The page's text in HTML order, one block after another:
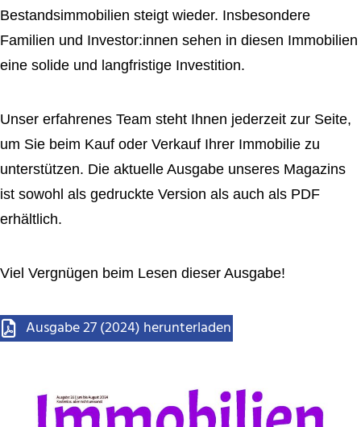
Bestandsimmobilien steigt wieder. Insbesondere
Familien und Investor:innen sehen in diesen Immobilien
eine solide und langfristige Investition.
Unser erfahrenes Team steht Ihnen jederzeit zur Seite,
um Sie beim Kauf oder Verkauf Ihrer Immobilie zu
unterstützen. Die aktuelle Ausgabe unseres Magazins
ist sowohl als gedruckte Version als auch als PDF
erhältlich.
Viel Vergnügen beim Lesen dieser Ausgabe!
Ausgabe 27 (2024) herunterladen